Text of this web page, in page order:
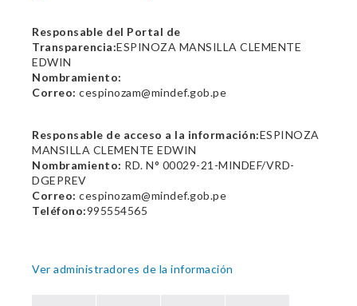
Responsable del Portal de
Transparencia:ESPINOZA MANSILLA CLEMENTE
EDWIN
Nombramiento:
Correo: cespinozam@mindef.gob.pe
Responsable de acceso a la información:ESPINOZA
MANSILLA CLEMENTE EDWIN
Nombramiento: RD. N° 00029-21-MINDEF/VRD-
DGEPREV
Correo: cespinozam@mindef.gob.pe
Teléfono:995554565
Ver administradores de la información